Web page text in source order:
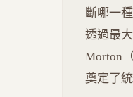
斷哪一
透過最
Morton
奠定了